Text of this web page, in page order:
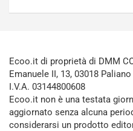
Ecoo.it di proprietà di DMM
Emanuele II, 13, 03018
I.V.A. 03144800608
Ecoo.it non è una testata
aggiornato senza alcuna
considerarsi un prodotto